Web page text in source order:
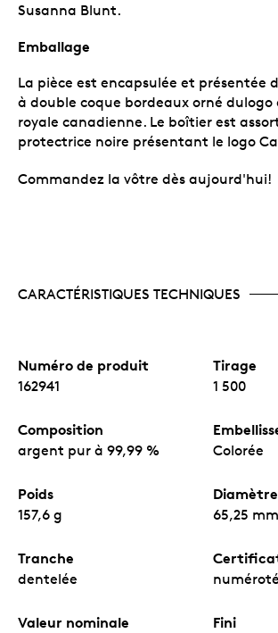
Susanna Blunt.
Emballage
La pièce est encapsulée et présentée
à double coque bordeaux orné dulogo
royale canadienne. Le boîtier est
protectrice noire présentant le logo
Commandez la vôtre dès aujourd'hui!
CARACTÉRISTIQUES TECHNIQUES
Numéro de produit
162941
Tirage
1 500
Composition
argent pur à 99,99 % Colorée
Poids
157,6 g
Diamètre
65,25 mm
Tranche
dentelée numéroté
Valeur nominale Fini